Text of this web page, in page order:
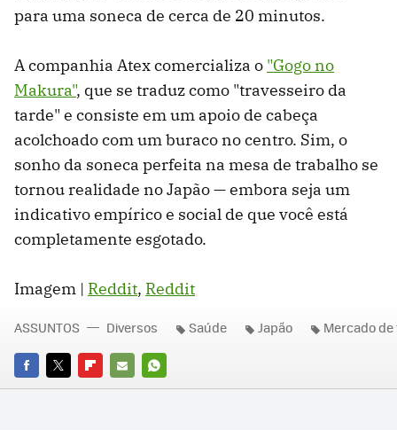
para uma soneca de cerca de 20 minutos.
A companhia Atex comercializa o "Gogo no
Makura", que se traduz como "travesseiro da
tarde" e consiste em um apoio de cabeça
acolchoado com um buraco no centro. Sim, o
sonho da soneca perfeita na mesa de trabalho se
tornou realidade no Japão — embora seja um
indicativo empírico e social de que você está
completamente esgotado.
Imagem | Reddit, Reddit
FACEBOOK
TWITTERFLIPBOARD
E-
WHATSAPP
ASSUNTOS Diversos Saúde Japão Mercado